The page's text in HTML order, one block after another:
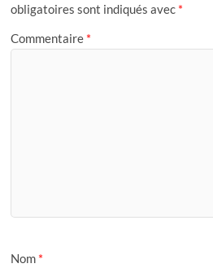
obligatoires sont indiqués avec *
Commentaire *
Nom *